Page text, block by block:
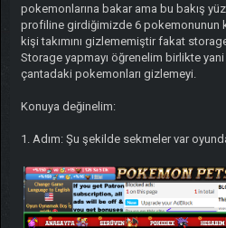
pokemonlarına bakar ama bu bakış
profiline girdiğimizde 6 pokemonunun
kişi takımını gizlememiştir fakat
Storage yapmayı öğrenelim birlikte
çantadaki pokemonları gizlemeyi.
Konuya değinelim:
1. Adım: Şu şekilde sekmeler var